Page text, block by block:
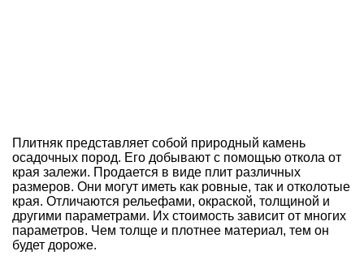
Плитняк представляет собой природный камень
осадочных пород. Его добывают с помощью откола от
края залежи. Продается в виде плит различных
размеров. Они могут иметь как ровные, так и отколотые
края. Отличаются рельефами, окраской, толщиной и
другими параметрами. Их стоимость зависит от многих
параметров. Чем толще и плотнее материал, тем он
будет дороже.